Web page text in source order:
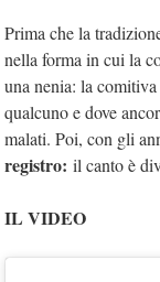
Prima che la
nella forma in cui la
una nenia: la
qualcuno e dove
malati. Poi, con gli
registro: il canto è
IL VIDEO